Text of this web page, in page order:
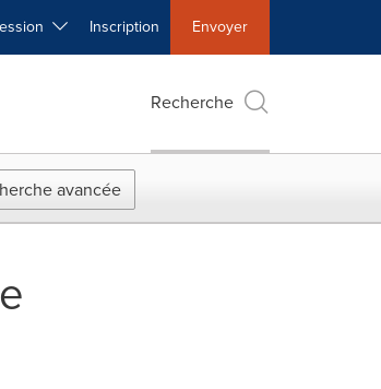
Inscription Envoyer
Recherche
avancée